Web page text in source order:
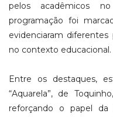
pelos acadêmicos
programação foi
evidenciaram diferentes
no contexto educacional.
Entre os destaques,
“Aquarela”, de
reforçando o papel